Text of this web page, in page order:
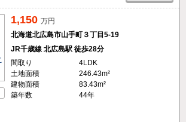
1,150 万円
北海道北広島市山手町３丁目5-19
JR千歳線 北広島駅 徒歩28分
間取り
4LDK
土地面積
246.43m²
建物面積
83.43m²
築年数
44年